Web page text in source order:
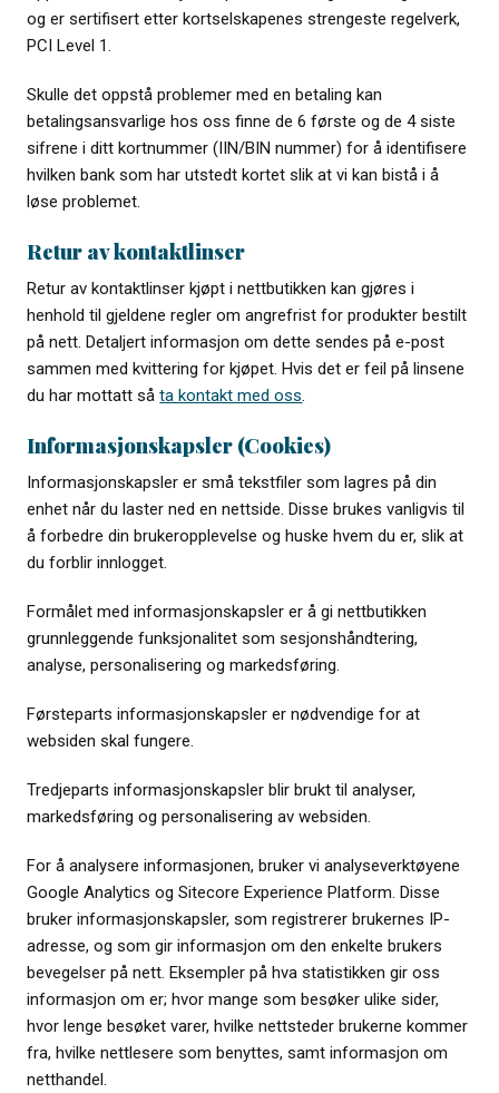
og er sertifisert etter kortselskapenes strengeste regelverk,
PCI Level 1.
Skulle det oppstå problemer med en betaling kan
betalingsansvarlige hos oss finne de 6 første og de 4 siste
sifrene i ditt kortnummer (IIN/BIN nummer) for å identifisere
hvilken bank som har utstedt kortet slik at vi kan bistå i å
løse problemet.
Retur av kontaktlinser
Retur av kontaktlinser kjøpt i nettbutikken kan gjøres i
henhold til gjeldene regler om angrefrist for produkter bestilt
på nett. Detaljert informasjon om dette sendes på e-post
sammen med kvittering for kjøpet. Hvis det er feil på linsene
du har mottatt såta kontakt med oss.
Informasjonskapsler (Cookies)
Informasjonskapsler er små tekstfiler som lagres på din
enhet når du laster ned en nettside. Disse brukes vanligvis til
å forbedre din brukeropplevelse og huske hvem du er, slik at
du forblir innlogget.
Formålet med informasjonskapsler er å gi nettbutikken
grunnleggende funksjonalitet som sesjonshåndtering,
analyse, personalisering og markedsføring.
Førsteparts informasjonskapsler er nødvendige for at
websiden skal fungere.
Tredjeparts informasjonskapsler blir brukt til analyser,
markedsføring og personalisering av websiden.
For å analysere informasjonen, bruker vi analyseverktøyene
Google Analytics og Sitecore Experience Platform. Disse
bruker informasjonskapsler, som registrerer brukernes IP-
adresse, og som gir informasjon om den enkelte brukers
bevegelser på nett. Eksempler på hva statistikken gir oss
informasjon om er; hvor mange som besøker ulike sider,
hvor lenge besøket varer, hvilke nettsteder brukerne kommer
fra, hvilke nettlesere som benyttes, samt informasjon om
netthandel.